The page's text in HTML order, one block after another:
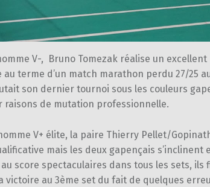
V-, Bruno Tomezak réalise un
au terme d’un match marathon perdu 27/25
son dernier tournoi sous les couleurs
raisons de mutation professionnelle.
V+ élite, la paire Thierry Pellet/
mais les deux gapençais s’inclinent
score spectaculaires dans tous les sets, ils
victoire au 3ème set du fait de quelques